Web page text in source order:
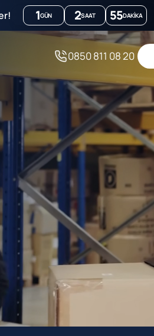
1GÜN 2SAAT 55DAKIKA
0850 811 08 20